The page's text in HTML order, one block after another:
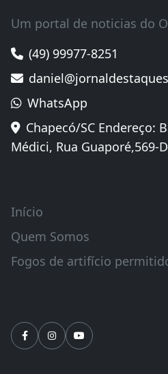
Um portal de noticias do
(49) 99977-8251
WhatsApp
Chapecó/SC Endereço:
Médici, Rua Guaporé,569-D
Início
Quem Somos
Fogos de artifício